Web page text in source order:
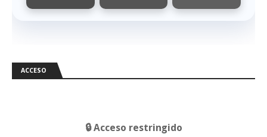
ACCESO
🔒 Acceso restringido